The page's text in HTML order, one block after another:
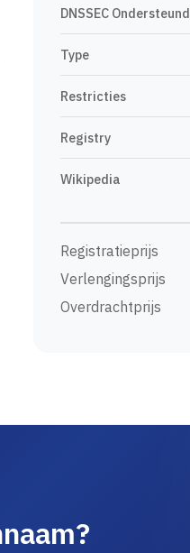
DNSSEC Ondersteund
Type
Restricties
Registry
Wikipedia
Registratieprijs
Verlengingsprijs
Overdrachtprijs